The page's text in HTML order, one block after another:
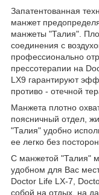
Запатентованная
манжет
манжеты "Талия".
соединения с
профессионально
прессотерапии на
LX9 гарантируют
противо - отечной
Манжета плотно
поясничный отдел,
"Талия" удобно
ее легко без
С манжетой "Талия"
удобном для Вас
Doctor Life LX-7,
собой на отдых, на